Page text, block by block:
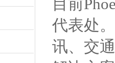
目前
代表处
讯、交